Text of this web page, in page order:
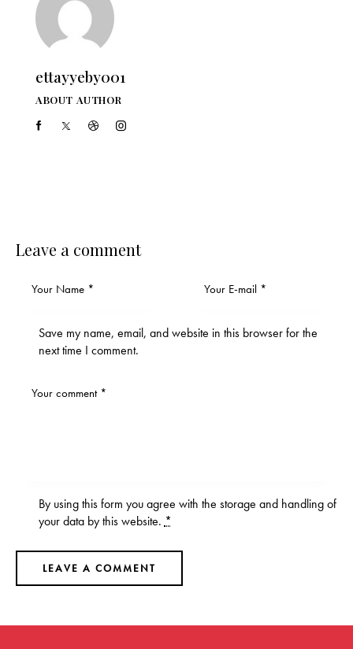
ettayyeby001
ABOUT AUTHOR
Leave a comment
Save my name, email, and website in this browser for the
next time I comment.
By using this form you agree with the storage and handling of
your data by this website.*